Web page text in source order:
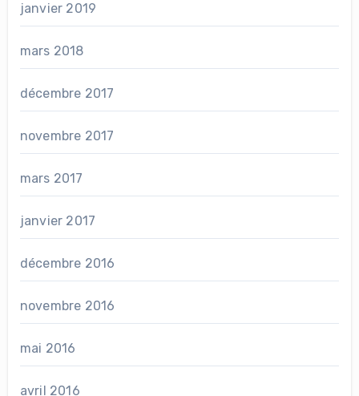
janvier 2019
mars 2018
décembre 2017
novembre 2017
mars 2017
janvier 2017
décembre 2016
novembre 2016
mai 2016
avril 2016